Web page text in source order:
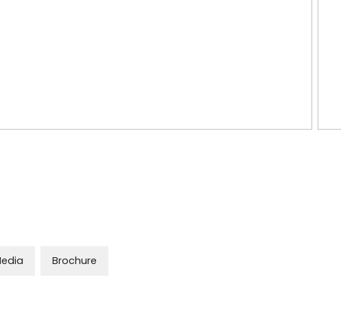
Brochure